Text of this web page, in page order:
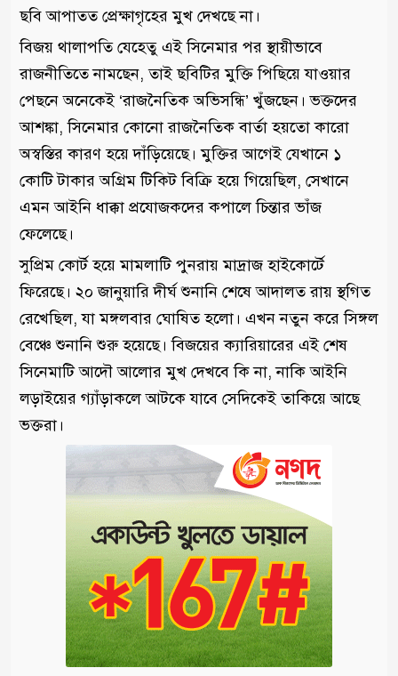
ছবি আপাতত প্রেক্ষাগৃহের মুখ দেখছে না।
বিজয় থালাপতি যেহেতু এই সিনেমার পর স্থায়ীভাবে
রাজনীতিতে নামছেন, তাই ছবিটির মুক্তি পিছিয়ে যাওয়ার
পেছনে অনেকেই ‘রাজনৈতিক অভিসন্ধি’ খুঁজছেন। ভক্তদের
আশঙ্কা, সিনেমার কোনো রাজনৈতিক বার্তা হয়তো কারো
অস্বস্তির কারণ হয়ে দাঁড়িয়েছে। মুক্তির আগেই যেখানে ১
কোটি টাকার অগ্রিম টিকিট বিক্রি হয়ে গিয়েছিল, সেখানে
এমন আইনি ধাক্কা প্রযোজকদের কপালে চিন্তার ভাঁজ
ফেলেছে।
সুপ্রিম কোর্ট হয়ে মামলাটি পুনরায় মাদ্রাজ হাইকোর্টে
ফিরেছে। ২০ জানুয়ারি দীর্ঘ শুনানি শেষে আদালত রায় স্থগিত
রেখেছিল, যা মঙ্গলবার ঘোষিত হলো। এখন নতুন করে সিঙ্গল
বেঞ্চে শুনানি শুরু হয়েছে। বিজয়ের ক্যারিয়ারের এই শেষ
সিনেমাটি আদৌ আলোর মুখ দেখবে কি না, নাকি আইনি
লড়াইয়ের গ্যাঁড়াকলে আটকে যাবে সেদিকেই তাকিয়ে আছে
ভক্তরা।